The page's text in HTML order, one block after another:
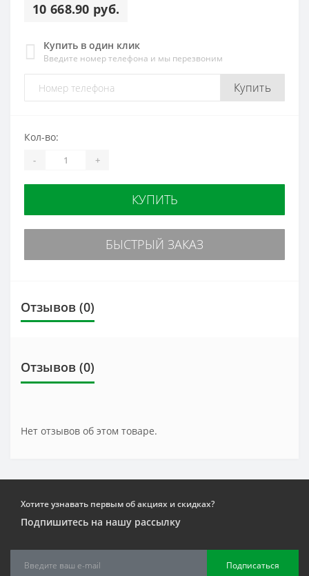
10 668.90 руб.
Купить в один клик
Введите номер телефона и мы перезвоним
Купить
Кол-во:
- +
КУПИТЬ
БЫСТРЫЙ ЗАКАЗ
Отзывов (0)
Отзывов (0)
Нет отзывов об этом товаре.
Хотите узнавать первым об акциях и скидках?
Подпишитесь на нашу рассылку
Подписаться